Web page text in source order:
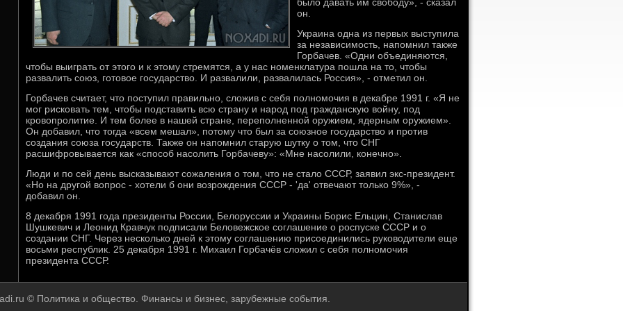
он.
Украина одна из первых выступила
за независимость, напомнил также
Горбачев. «Одни объединяются,
чтобы выиграть от этого и к этому стремятся, а у нас номенклатура пошла на то, чтобы
развалить союз, готовое государство. И развалили, развалилась Россия», - отметил он.
Горбачев считает, что поступил правильно, сложив с себя полномочия в декабре 1991 г. «Я не
мог рисковать тем, чтобы подставить всю страну и народ под гражданскую войну, под
кровопролитие. И тем более в нашей стране, переполненной оружием, ядерным оружием».
Он добавил, что тогда «всем мешал», потому что был за союзное государство и против
создания союза государств. Также он напомнил старую шутку о том, что СНГ
расшифровывается как «способ насолить Горбачеву»: «Мне насолили, конечно».
Люди и по сей день высказывают сожаления о том, что не стало СССР, заявил экс-президент.
«Но на другой вопрос - хотели б они возрождения СССР - 'да' отвечают только 9%», -
добавил он.
8 декабря 1991 года президенты России, Белоруссии и Украины Борис Ельцин, Станислав
Шушкевич и Леонид Кравчук подписали Беловежское соглашение о роспуске СССР и о
создании СНГ. Через несколько дней к этому соглашению присоединились руководители еще
восьми республик. 25 декабря 1991 г. Михаил Горбачёв сложил с себя полномочия
президента СССР.
© Политика и общество. Финансы и бизнес, зарубежные события.